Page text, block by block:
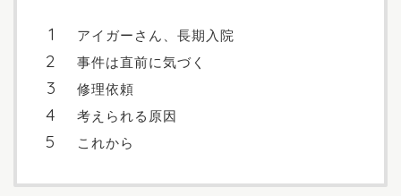
アイガーさん、長期入院
事件は直前に気づく
修理依頼
考えられる原因
これから